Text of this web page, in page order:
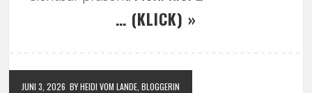
… (KLICK) »
JUNI 3, 2026 BY HEIDI VOM LANDE, BLOGGERIN